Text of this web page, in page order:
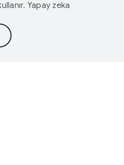
Yapay zeka